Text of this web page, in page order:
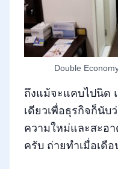
Double
ถึงแม้จะแคบไปนิด
เดียวเพื่อธุรกิจก็นับ
ความใหม่และสะอ
ครับ ถ่ายทำเมื่อเดื